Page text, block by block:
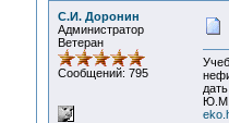
С.И. Доронин
Администратор
Ветеран
Сообщений: 795
Ю.М.